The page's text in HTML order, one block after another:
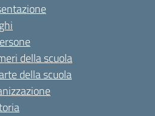
della scuola
della scuola